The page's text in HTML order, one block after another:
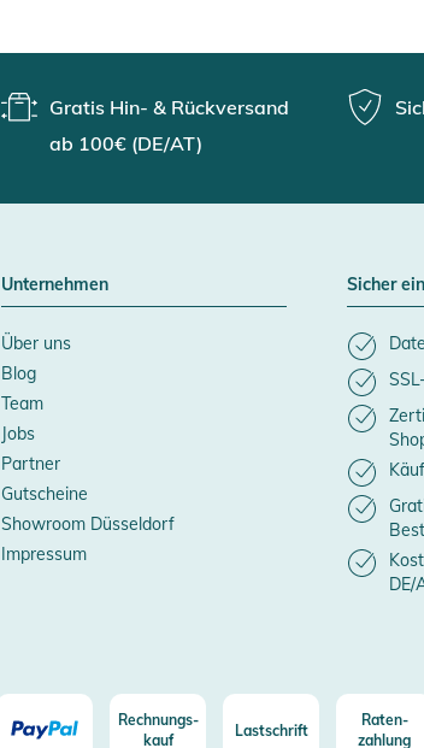
Gratis Hin- & Rückversand
ab 100€ (DE/AT)
Unternehmen
Über uns
Blog
Team
Jobs
Partner
Gutscheine
Showroom Düsseldorf
Impressum
Sicher
DE/
Rechnungs-
kauf
Lastschrift
Raten-
zahlung